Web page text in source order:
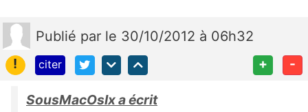
Publié par le 30/10/2012 à 06h32
!
citer + -
SousMacOsIx a écrit